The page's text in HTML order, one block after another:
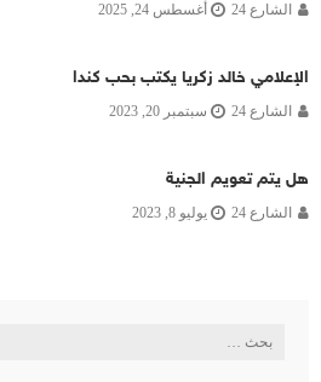
الشارع 24 أغسطس 24, 2025
الإعلامي خالد زكريا يكتب بحب كندا
الشارع 24 سبتمبر 20, 2023
هل يتم تعويم الجنية
الشارع 24 يوليو 8, 2023
البحث